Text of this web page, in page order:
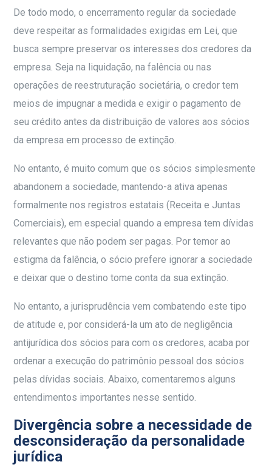
De todo modo, o encerramento regular da sociedade
deve respeitar as formalidades exigidas em Lei, que
busca sempre preservar os interesses dos credores da
empresa. Seja na liquidação, na falência ou nas
operações de reestruturação societária, o credor tem
meios de impugnar a medida e exigir o pagamento de
seu crédito antes da distribuição de valores aos sócios
da empresa em processo de extinção.
No entanto, é muito comum que os sócios simplesmente
abandonem a sociedade, mantendo-a ativa apenas
formalmente nos registros estatais (Receita e Juntas
Comerciais), em especial quando a empresa tem dívidas
relevantes que não podem ser pagas. Por temor ao
estigma da falência, o sócio prefere ignorar a sociedade
e deixar que o destino tome conta da sua extinção.
No entanto, a jurisprudência vem combatendo este tipo
de atitude e, por considerá-la um ato de negligência
antijurídica dos sócios para com os credores, acaba por
ordenar a execução do patrimônio pessoal dos sócios
pelas dívidas sociais. Abaixo, comentaremos alguns
entendimentos importantes nesse sentido.
Divergência sobre a necessidade de
desconsideração da personalidade
jurídica